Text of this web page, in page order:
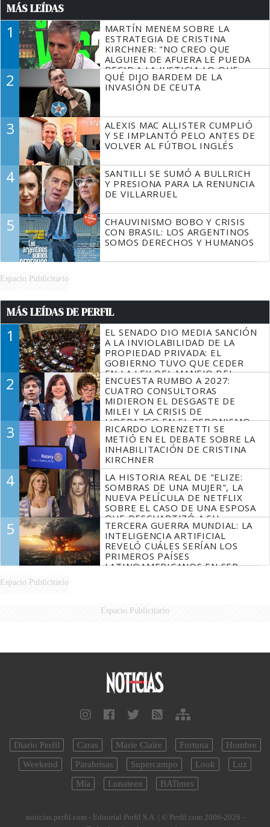
MÁS LEÍDAS
1
MARTÍN MENEM SOBRE LA
ESTRATEGIA DE CRISTINA
KIRCHNER: "NO CREO QUE
ALGUIEN DE AFUERA LE PUEDA
DECIR A LA JUSTICIA LO QUE
TIENE QUE HACER"
2
QUÉ DIJO BARDEM DE LA
INVASIÓN DE CEUTA
3
ALEXIS MAC ALLISTER CUMPLIÓ
Y SE IMPLANTÓ PELO ANTES DE
VOLVER AL FÚTBOL INGLÉS
4
SANTILLI SE SUMÓ A BULLRICH
Y PRESIONA PARA LA RENUNCIA
DE VILLARRUEL
5
CHAUVINISMO BOBO Y CRISIS
CON BRASIL: LOS ARGENTINOS
SOMOS DERECHOS Y HUMANOS
Espacio Publicitario
MÁS LEÍDAS DE PERFIL
1
EL SENADO DIO MEDIA SANCIÓN
A LA INVIOLABILIDAD DE LA
PROPIEDAD PRIVADA: EL
GOBIERNO TUVO QUE CEDER
EN LA LEY DEL MANEJO DEL
FUEGO
2
ENCUESTA RUMBO A 2027:
CUATRO CONSULTORAS
MIDIERON EL DESGASTE DE
MILEI Y LA CRISIS DE
LIDERAZGO EN EL PERONISMO
3
RICARDO LORENZETTI SE
METIÓ EN EL DEBATE SOBRE LA
INHABILITACIÓN DE CRISTINA
KIRCHNER
4
LA HISTORIA REAL DE "ELIZE:
SOMBRAS DE UNA MUJER", LA
NUEVA PELÍCULA DE NETFLIX
SOBRE EL CASO DE UNA ESPOSA
QUE DESCUARTIZÓ A SU
MARIDO
5
TERCERA GUERRA MUNDIAL: LA
INTELIGENCIA ARTIFICIAL
REVELÓ CUÁLES SERÍAN LOS
PRIMEROS PAÍSES
LATINOAMERICANOS EN SER
Espacio Publicitario
Espacio Publicitario
Diario Perfil Caras Marie Claire Fortuna
Hombre
Weekend
Parabrisas Supercampo Look
Luz
Mía
Lunateen BATimes
noticias.perfil.com - Editorial Perfil S.A. | © Perfil.com 2006-2026 -